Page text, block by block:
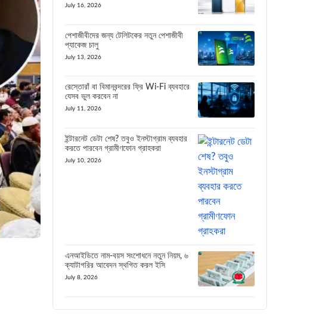
July 16, 2026
পেশাজীবীদের জন্য টেলিটকের নতুন পেশাজীবী
প্যাকেজ চালু
July 13, 2026
রেস্তোরাঁ বা বিমানবন্দরের ফ্রি Wi-Fi ব্যবহারে
যেসব ভুল করবেন না
July 11, 2026
ইন্টারনেট ডেটা শেষ? তবুও ইনস্টাগ্রাম ব্যবহার
করতে পারবেন গ্রামীণফোন গ্রাহকরা
July 10, 2026
এনআইডিতে নাম-বয়স সংশোধনে নতুন নিয়ম, ৬
ক্যাটাগরির আবেদন স্থগিত করল ইসি
July 8, 2026